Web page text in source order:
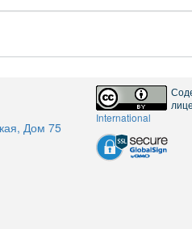
Дом 75
International